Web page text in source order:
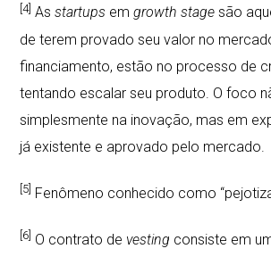
[4] As startups emgrowth stage são
de terem provado seu valor no
financiamento, estão no processo de
tentando escalar seu produto. O foco
simplesmente na inovação, mas em
já existente e aprovado pelo mercado.
[5] Fenômeno conhecido como
[6] O contrato de vesting consiste em